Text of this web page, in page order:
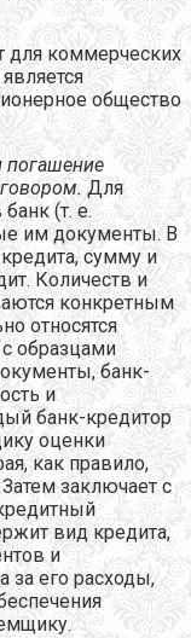
для коммерческих
общество
погашение
Для
(т. е.
им документы. В
сумму и
Количеств и
конкретным
относятся
образцами
банк-
и
банк-кредитор
оценки
как правило,
заключает с
вид кредита,
и
за его расходы,